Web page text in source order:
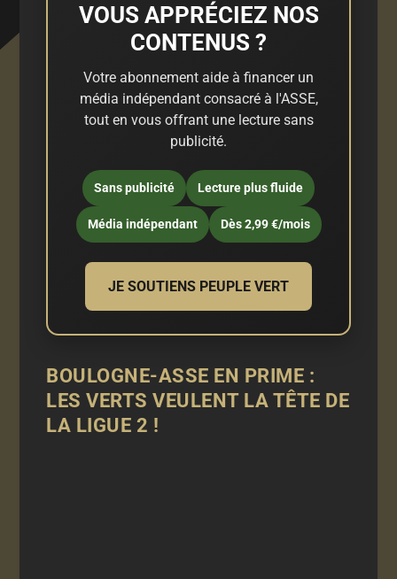
VOUS APPRÉCIEZ NOS
CONTENUS ?
Votre abonnement aide à financer un
média indépendant consacré à l'ASSE,
tout en vous offrant une lecture sans
publicité.
Sans publicité Lecture plus fluide
Média indépendant Dès 2,99 €/mois
JE SOUTIENS PEUPLE VERT
BOULOGNE-ASSE EN PRIME :
LES VERTS VEULENT LA TÊTE DE
LA LIGUE 2 !